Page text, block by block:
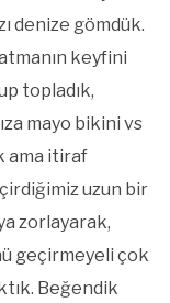
denize gömdük.
keyfini
topladık,
mayo bikini vs
ama itiraf
uzun bir
zorlayarak,
geçirmeyeli çok
Beğendik